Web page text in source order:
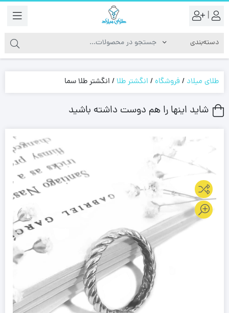
|
طلای میلاد /فروشگاه/ انگشتر طلا/ انگشتر طلا سما
شاید اینها را هم دوست داشته باشید